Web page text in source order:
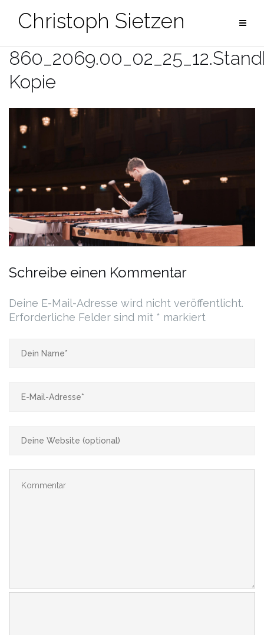
InhaltChristoph Sietzen
Kopie
Schreibe einen Kommentar
Deine E-Mail-Adresse wird nicht veröffentlicht.
Erforderliche Felder sind mit * markiert